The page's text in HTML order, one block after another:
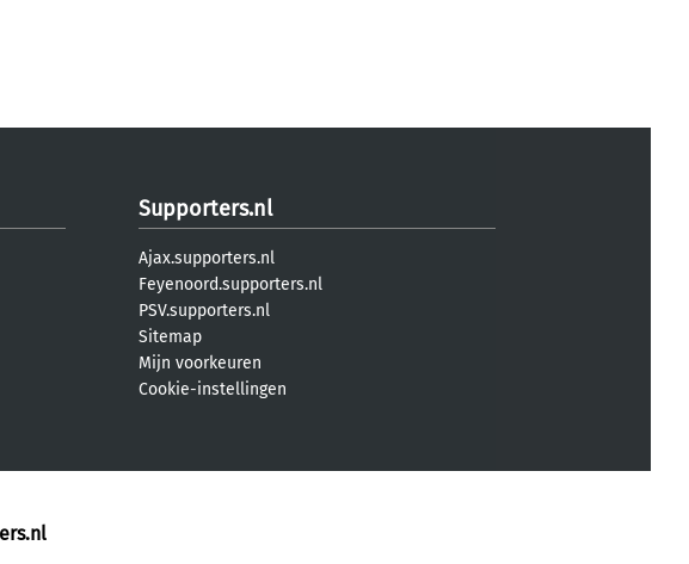
Supporters.nl
Ajax.supporters.nl
Feyenoord.supporters.nl
PSV.supporters.nl
Sitemap
Mijn voorkeuren
Cookie-instellingen